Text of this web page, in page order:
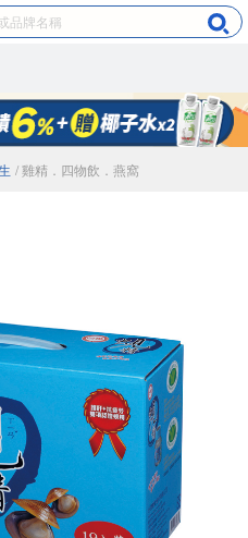
/ 雞精．四物飲．燕窩